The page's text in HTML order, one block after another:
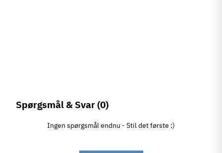
Spørgsmål & Svar(0)
Ingen spørgsmål endnu - Stil det første :)